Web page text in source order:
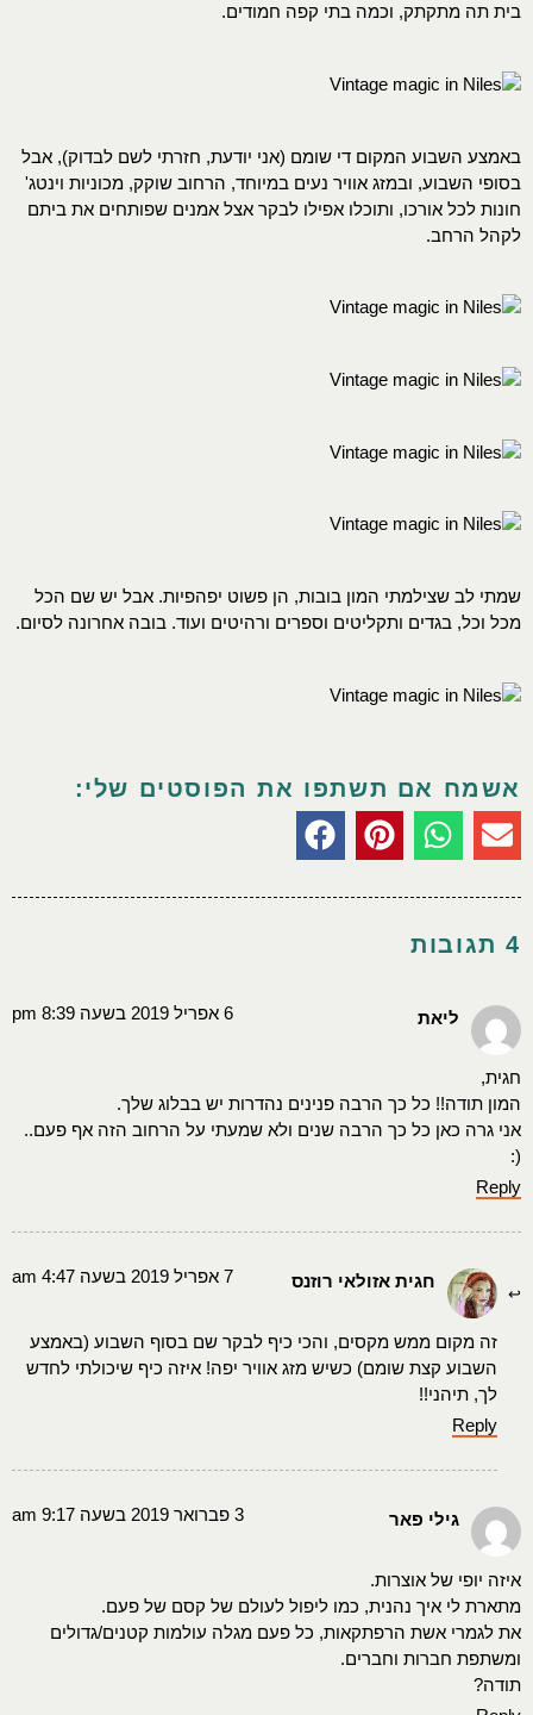
בית תה מתקתק, וכמה בתי קפה חמודים.
באמצע השבוע המקום די שומם (אני יודעת, חזרתי לשם לבדוק), אבל
בסופי השבוע, ובמזג אוויר נעים במיוחד, הרחוב שוקק, מכוניות וינטג'
חונות לכל אורכו, ותוכלו אפילו לבקר אצל אמנים שפותחים את ביתם
לקהל הרחב.
שמתי לב שצילמתי המון בובות, הן פשוט יפהפיות. אבל יש שם הכל
מכל וכל, בגדים ותקליטים וספרים ורהיטים ועוד. בובה אחרונה לסיום.
אשמח אם תשתפו את הפוסטים שלי:
4 תגובות
ליאת 6 אפריל 2019 בשעה 8:39 pm
חגית,
המון תודה!! כל כך הרבה פנינים נהדרות יש בבלוג שלך.
אני גרה כאן כל כך הרבה שנים ולא שמעתי על הרחוב הזה אף פעם..
(:
Reply
חגית אזולאי רוזנס 7 אפריל 2019 בשעה 4:47 am
זה מקום ממש מקסים, והכי כיף לבקר שם בסוף השבוע (באמצע
השבוע קצת שומם) כשיש מזג אוויר יפה! איזה כיף שיכולתי לחדש
לך, תיהני!!
Reply
גילי פאר 3 פברואר 2019 בשעה 9:17 am
איזה יופי של אוצרות.
מתארת לי איך נהנית, כמו ליפול לעולם של קסם של פעם.
את לגמרי אשת הרפתקאות, כל פעם מגלה עולמות קטנים/גדולים
ומשתפת חברות וחברים.
תודה?